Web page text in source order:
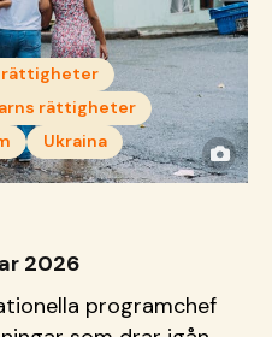
rättigheter
rättigheter
Ukraina
2026
programchef